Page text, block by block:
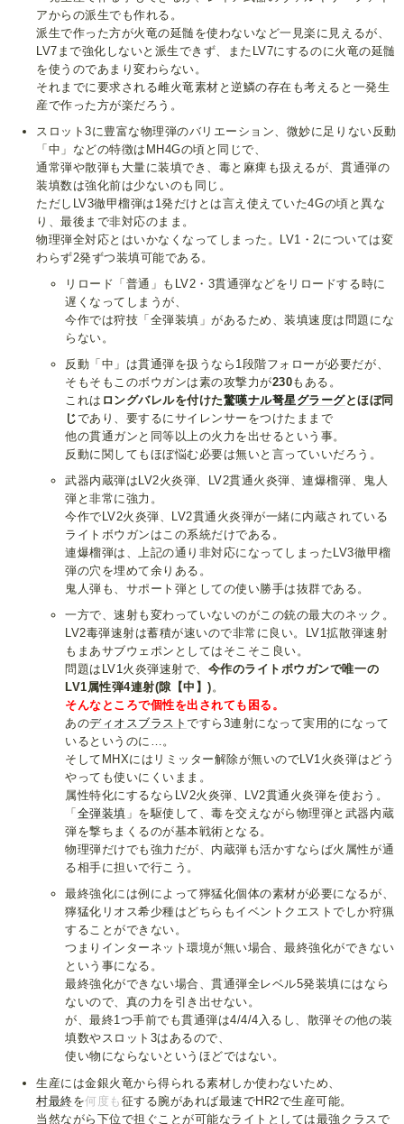
アからの派生でも作れる。
派生で作った方が火竜の延髄を使わないなど一見楽に見えるが、
LV7まで強化しないと派生できず、またLV7にするのに火竜の延髄
を使うのであまり変わらない。
それまでに要求される雌火竜素材と逆鱗の存在も考えると一発生
産で作った方が楽だろう。
スロット3に豊富な物理弾のバリエーション、微妙に足りない反動
「中」などの特徴はMH4Gの頃と同じで、
通常弾や散弾も大量に装填でき、毒と麻痺も扱えるが、貫通弾の
装填数は強化前は少ないのも同じ。
ただしLV3徹甲榴弾は1発だけとは言え使えていた4Gの頃と異な
り、最後まで非対応のまま。
物理弾全対応とはいかなくなってしまった。LV1・2については変
わらず2発ずつ装填可能である。
リロード「普通」もLV2・3貫通弾などをリロードする時に
遅くなってしまうが、
今作では狩技「全弾装填」があるため、装填速度は問題にな
らない。
反動「中」は貫通弾を扱うなら1段階フォローが必要だが、
そもそもこのボウガンは素の攻撃力が230もある。
これは ロングバレルを付けた驚嘆ナル弩星グラーグとほぼ同
じであり、要するにサイレンサーをつけたままで
他の貫通ガンと同等以上の火力を出せるという事。
反動に関してもほぼ悩む必要は無いと言っていいだろう。
武器内蔵弾はLV2火炎弾、LV2貫通火炎弾、連爆榴弾、鬼人
弾と非常に強力。
今作でLV2火炎弾、LV2貫通火炎弾が一緒に内蔵されている
ライトボウガンはこの系統だけである。
連爆榴弾は、上記の通り非対応になってしまったLV3徹甲榴
弾の穴を埋めて余りある。
鬼人弾も、サポート弾としての使い勝手は抜群である。
一方で、速射も変わっていないのがこの銃の最大のネック。
LV2毒弾速射は蓄積が速いので非常に良い。LV1拡散弾速射
もまあサブウェポンとしてはそこそこ良い。
問題はLV1火炎弾速射で、 今作のライトボウガンで唯一の
LV1属性弾4連射(隙【中】)。
そんなところで個性を出されても困る。
あのディオスブラストですら3連射になって実用的になって
いるというのに…。
そしてMHXにはリミッター解除が無いのでLV1火炎弾はどう
やっても使いにくいまま。
属性特化にするならLV2火炎弾、LV2貫通火炎弾を使おう。
「 全弾装填 」を駆使して、毒を交えながら物理弾と武器内蔵
弾を撃ちまくるのが基本戦術となる。
物理弾だけでも強力だが、内蔵弾も活かすならば火属性が通
る相手に担いで行こう。
最終強化には例によって獰猛化個体の素材が必要になるが、
獰猛化リオス希少種はどちらもイベントクエストでしか狩猟
することができない。
つまりインターネット環境が無い場合、最終強化ができない
という事になる。
最終強化ができない場合、貫通弾全レベル5発装填にはなら
ないので、真の力を引き出せない。
が、最終1つ手前でも貫通弾は4/4/4入るし、散弾その他の装
填数やスロット3はあるので、
使い物にならないというほどではない。
生産には金銀火竜から得られる素材しか使わないため、
村最終を何度も 征する腕があれば最速でHR2で生産可能。
当然ながら下位で担ぐことが可能なライトとしては最強クラスで